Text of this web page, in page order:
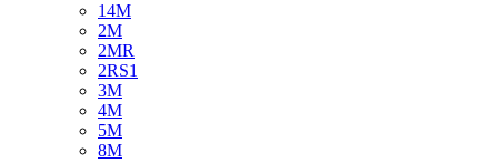
14M
2M
2MR
2RS1
3M
4M
5M
8M